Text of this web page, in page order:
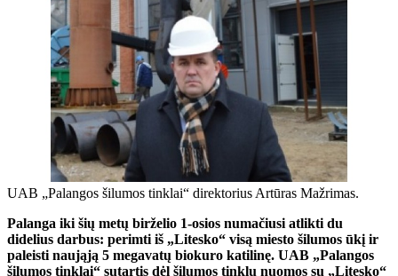
UAB „Palangos šilumos tinklai“ direktorius Artūras Mažrimas.
Palanga iki šių metų birželio 1-osios numačiusi atlikti du
didelius darbus: perimti iš „Litesko“ visą miesto šilumos ūkį ir
paleisti naująją 5 megavatų biokuro katilinę. UAB „Palangos
šilumos tinklai“ sutartis dėl šilumos tinklų nuomos su „Litesko“